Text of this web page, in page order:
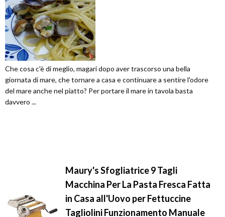
Che cosa c'è di meglio, magari dopo aver trascorso una bella
giornata di mare, che tornare a casa e continuare a sentire l'odore
del mare anche nel piatto? Per portare il mare in tavola basta
davvero ...
Maury's Sfogliatrice 9 Tagli
Macchina Per La Pasta Fresca Fatta
in Casa all'Uovo per Fettuccine
Tagliolini Funzionamento Manuale